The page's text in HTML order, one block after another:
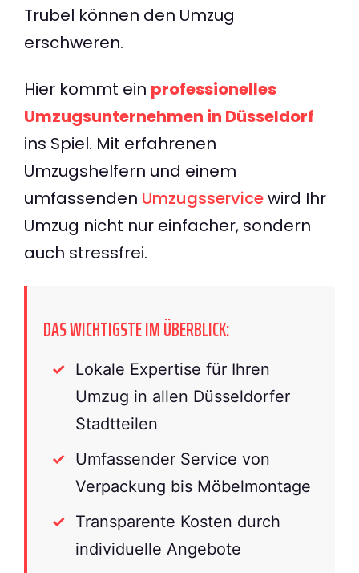
Trubel können den Umzug
erschweren.
Hier kommt ein professionelles
Umzugsunternehmen in Düsseldorf
ins Spiel. Mit erfahrenen
Umzugshelfern und einem
umfassenden Umzugsservicewird Ihr
Umzug nicht nur einfacher, sondern
auch stressfrei.
DAS WICHTIGSTE IM ÜBERBLICK:
Lokale Expertise für Ihren
Umzug in allen Düsseldorfer
Stadtteilen
Umfassender Service von
Verpackung bis Möbelmontage
Transparente Kosten durch
individuelle Angebote